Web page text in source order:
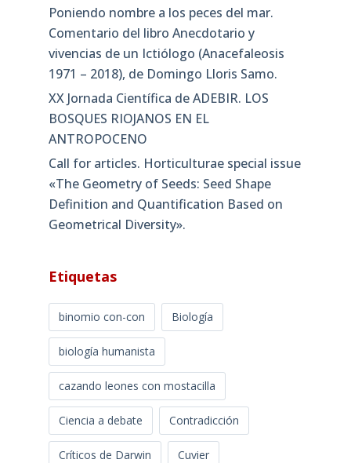
Poniendo nombre a los peces del mar.
Comentario del libro Anecdotario y
vivencias de un Ictiólogo (Anacefaleosis
1971 – 2018), de Domingo Lloris Samo.
XX Jornada Científica de ADEBIR. LOS
BOSQUES RIOJANOS EN EL
ANTROPOCENO
Call for articles. Horticulturae special issue
«The Geometry of Seeds: Seed Shape
Definition and Quantification Based on
Geometrical Diversity»​.
Etiquetas
binomio con-con Biología
biología humanista
cazando leones con mostacilla
Ciencia a debate Contradicción
Críticos de Darwin Cuvier